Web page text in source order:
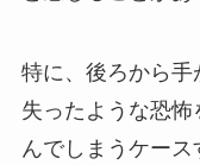
特に、後ろから手
失ったような恐
んでしまうケース